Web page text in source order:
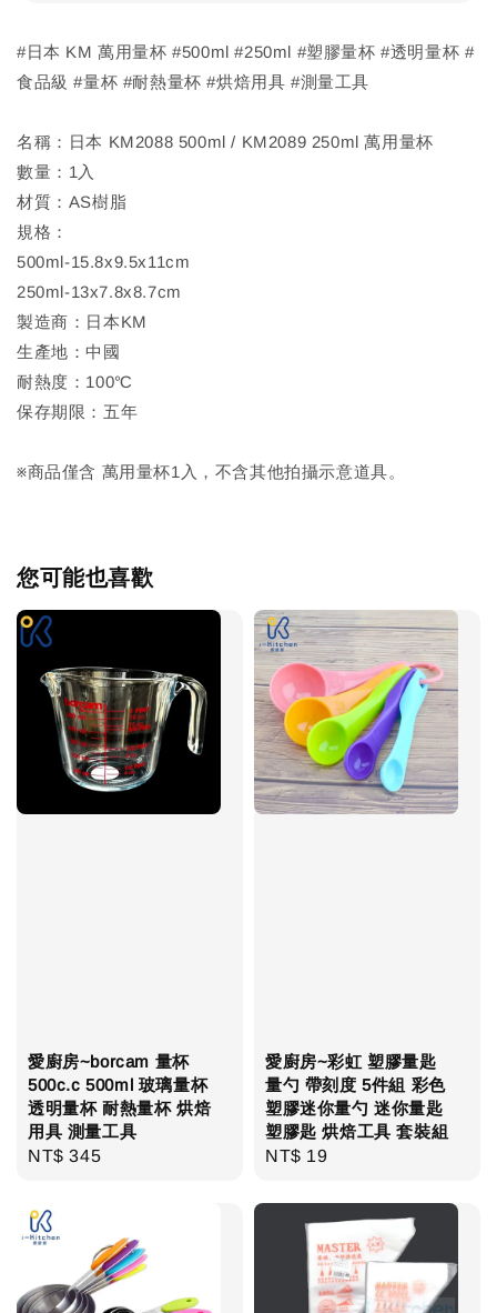
#日本 KM 萬用量杯 #500ml #250ml #塑膠量杯 #透明量杯 #
食品級 #量杯 #耐熱量杯 #烘焙用具 #測量工具
名稱：日本 KM2088 500ml / KM2089 250ml 萬用量杯
數量：1入
材質：AS樹脂
規格：
500ml-15.8x9.5x11cm
250ml-13x7.8x8.7cm
製造商：日本KM
生產地：中國
耐熱度：100℃
保存期限：五年
※商品僅含 萬用量杯1入，不含其他拍攝示意道具。
您可能也喜歡
愛廚房~borcam 量杯
500c.c 500ml 玻璃量杯
透明量杯 耐熱量杯 烘焙
用具 測量工具
Regular
NT$ 345
愛廚房~彩虹 塑膠量匙
量勺 帶刻度 5件組 彩色
塑膠迷你量勺 迷你量匙
塑膠匙 烘焙工具 套裝組
Regular
NT$ 19